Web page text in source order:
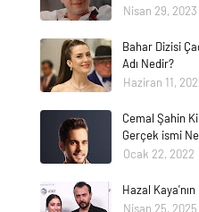
Nisan 29, 2023
Bahar Dizisi
Adı Nedir?
Haziran 11,
Cemal Şahin
Gerçek ismi
Ocak 22, 2022
Hazal
Nisan 25, 2025